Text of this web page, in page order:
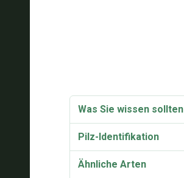
Was Sie wissen sollten
Pilz-Identifikation
Ähnliche Arten